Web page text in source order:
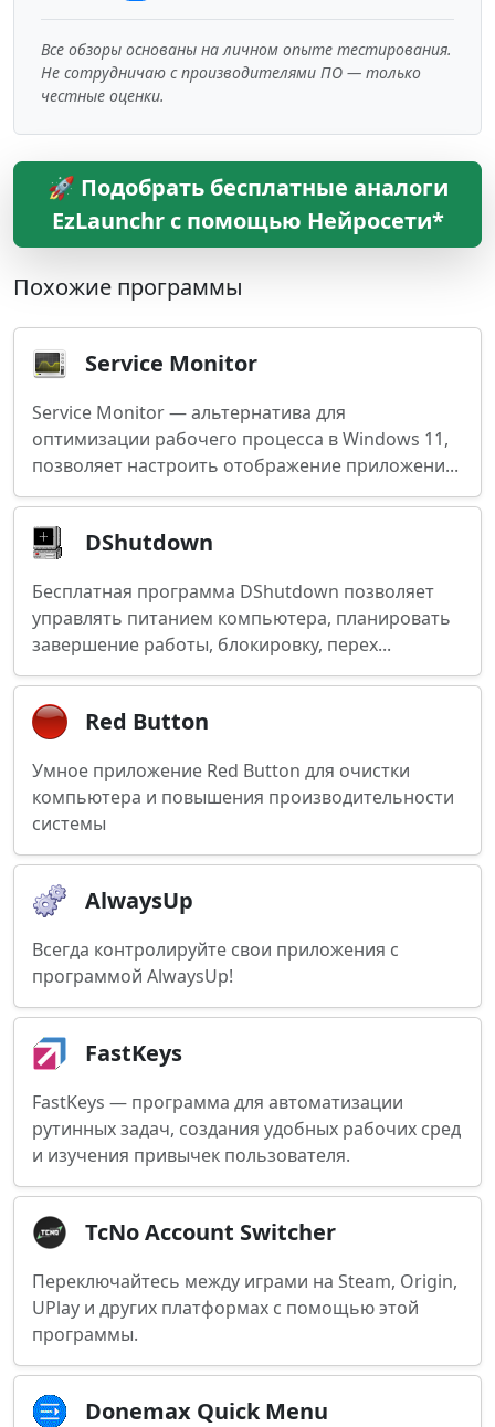
Все обзоры основаны на личном опыте тестирования.
Не сотрудничаю с производителями ПО — только
честные оценки.
🚀 Подобрать бесплатные аналоги
EzLaunchr с помощью Нейросети*
Похожие программы
Service Monitor
Service Monitor — альтернатива для
оптимизации рабочего процесса в Windows 11,
позволяет настроить отображение приложени...
DShutdown
Бесплатная программа DShutdown позволяет
управлять питанием компьютера, планировать
завершение работы, блокировку, перех...
Red Button
Умное приложение Red Button для очистки
компьютера и повышения производительности
системы
AlwaysUp
Всегда контролируйте свои приложения с
программой AlwaysUp!
FastKeys
FastKeys — программа для автоматизации
рутинных задач, создания удобных рабочих сред
и изучения привычек пользователя.
TcNo Account Switcher
Переключайтесь между играми на Steam, Origin,
UPlay и других платформах с помощью этой
программы.
Donemax Quick Menu